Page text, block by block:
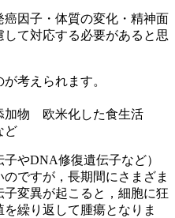
因子・体質の変化・精神面
て対応する必要があると思
考えられます。
物 欧米化した食生活
ど
やDNA修復遺伝子など）
ですが，長期間にさまざま
変異が起こると，細胞に狂
繰り返して腫瘍となりま